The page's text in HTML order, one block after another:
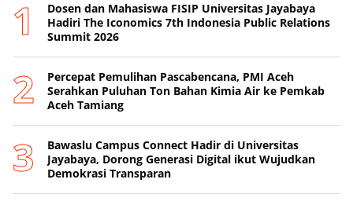
Dosen dan Mahasiswa FISIP Universitas Jayabaya
Hadiri The Iconomics 7th Indonesia Public Relations
Summit 2026
Percepat Pemulihan Pascabencana, PMI Aceh
Serahkan Puluhan Ton Bahan Kimia Air ke Pemkab
Aceh Tamiang
Bawaslu Campus Connect Hadir di Universitas
Jayabaya, Dorong Generasi Digital ikut Wujudkan
Demokrasi Transparan